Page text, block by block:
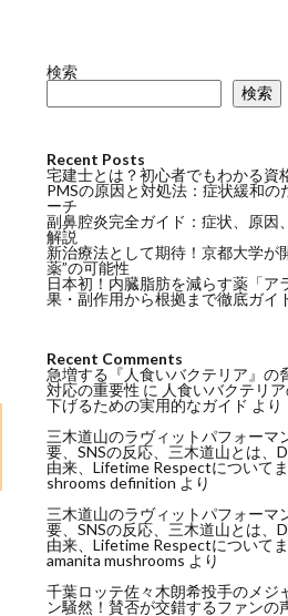
検索
検索
Recent Posts
宅建士とは？初心者でもわかる資
PMSの原因と対処法：症状緩和の
ーチ
副鼻腔炎完全ガイド：症状、原因
解説
新治療法として期待！京都大学が
薬”の可能性
日本初！内臓脂肪を減らす薬「
果・副作用から根拠まで徹底ガイ
Recent Comments
急増する『人食いバクテリア』の
対応の重要性 に 人食いバクテリ
下げるための実用的なガイド より
三木道山のラヴィットパフォーマ
要、SNSの反応、三木道山とは、
由来、Lifetime Respectについて
shrooms definition より
三木道山のラヴィットパフォーマ
要、SNSの反応、三木道山とは、
由来、Lifetime Respectについて
amanita mushrooms より
千葉ロッテ佐々木朗希投手のメジ
ン騒然！賛否が交錯するファンの